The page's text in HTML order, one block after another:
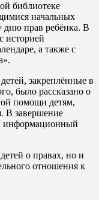
библиотеке
начальных
дню прав ребёнка. В
историей
а также с
закреплённые в
было рассказано о
помощи детям,
В завершение
информационный
о правах, но и
отношения к